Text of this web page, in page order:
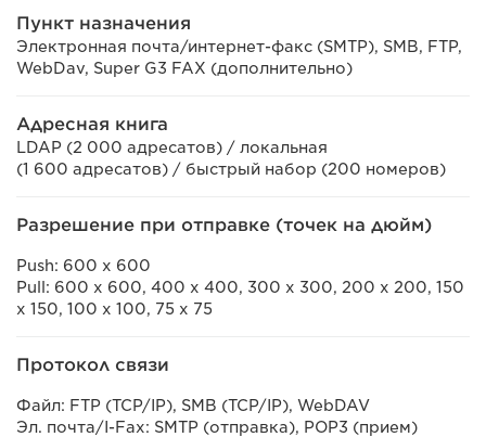
Пункт назначения
Электронная почта/интернет-факс (SMTP), SMB, FTP,
WebDav, Super G3 FAX (дополнительно)
Адресная книга
LDAP (2 000 адресатов) / локальная
(1 600 адресатов) / быстрый набор (200 номеров)
Разрешение при отправке (точек на дюйм)
Push: 600 x 600
Pull: 600 x 600, 400 x 400, 300 x 300, 200 x 200, 150
x 150, 100 x 100, 75 x 75
Протокол связи
Файл: FTP (TCP/IP), SMB (TCP/IP), WebDAV
Эл. почта/I-Fax: SMTP (отправка), POP3 (прием)